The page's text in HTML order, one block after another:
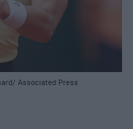
Associated Press